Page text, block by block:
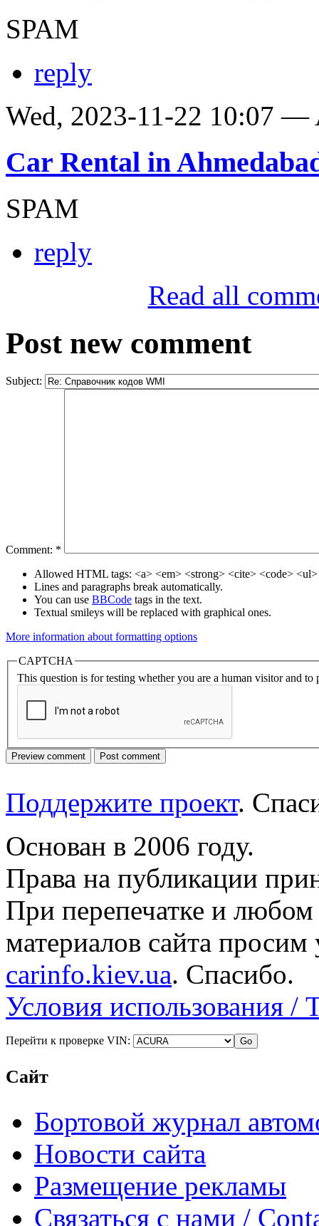
SPAM
reply
Wed, 2023-11-22 10:07 —
Car Rental in
SPAM
reply
Read all
Post new comment
Subject:
Comment: *
Allowed HTML tags: <a> <em> <strong> <cite> <code>
Lines and paragraphs break automatically.
You can use BBCode tags in the text.
Textual smileys will be replaced with graphical ones.
More information about formatting options
CAPTCHA
This question is for testing whether you are a human visitor and to
Поддержите проект.
Основан в 2006 году.
Права на публикации
При перепечатке и
материалов сайта просим
carinfo.kiev.ua. Спасибо.
Условия использования /
Перейти к проверке VIN:
Сайт
Бортовой журнал
Новости сайта
Размещение рекламы
Связаться с нами /